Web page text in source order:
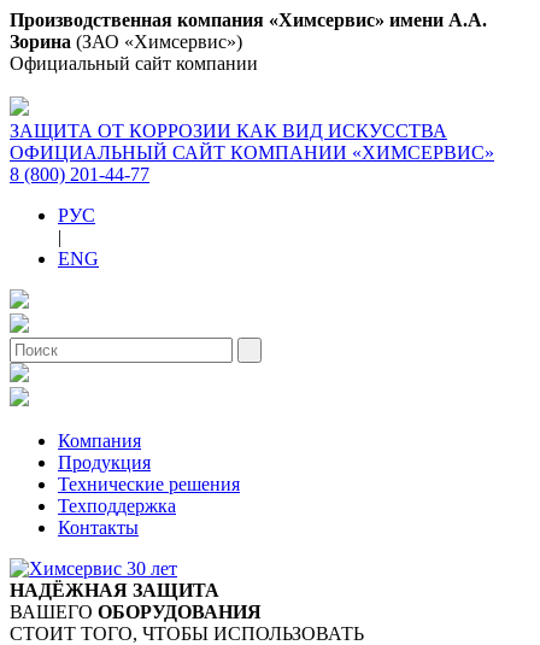
Производственная компания «Химсервис» имени А.А.
Зорина (ЗАО «Химсервис»)
Официальный сайт компании
ЗАЩИТА ОТ КОРРОЗИИ КАК ВИД ИСКУССТВА
ОФИЦИАЛЬНЫЙ САЙТ КОМПАНИИ «ХИМСЕРВИС»
8 (800) 201-44-77
РУС
|
ENG
Компания
Продукция
Технические решения
Техподдержка
Контакты
НАДЁЖНАЯ ЗАЩИТА
ВАШЕГО ОБОРУДОВАНИЯ
СТОИТ ТОГО, ЧТОБЫ ИСПОЛЬЗОВАТЬ